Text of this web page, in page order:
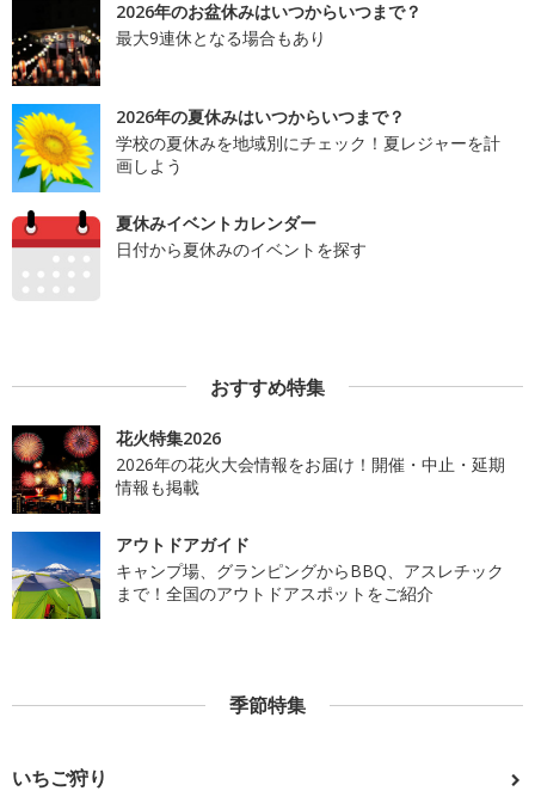
2026年のお盆休みはいつからいつまで？
最大9連休となる場合もあり
2026年の夏休みはいつからいつまで？
学校の夏休みを地域別にチェック！夏レジャーを計
画しよう
夏休みイベントカレンダー
日付から夏休みのイベントを探す
おすすめ特集
花火特集2026
2026年の花火大会情報をお届け！開催・中止・延期
情報も掲載
アウトドアガイド
キャンプ場、グランピングからBBQ、アスレチック
まで！全国のアウトドアスポットをご紹介
季節特集
いちご狩り